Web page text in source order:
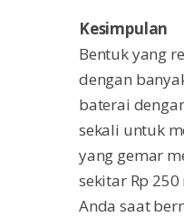
Kesimpulan
Bentuk yang
dengan
baterai
sekali untuk
yang gemar
sekitar Rp
Anda saat